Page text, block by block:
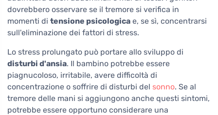
dovrebbero osservare se il tremore si verifica in
momenti di tensione psicologica e, se sì, concentrarsi
sull'eliminazione dei fattori di stress.
Lo stress prolungato può portare allo sviluppo di
disturbi d'ansia. Il bambino potrebbe essere
piagnucoloso, irritabile, avere difficoltà di
concentrazione o soffrire di disturbi del sonno. Se al
tremore delle mani si aggiungono anche questi sintomi,
potrebbe essere opportuno considerare una